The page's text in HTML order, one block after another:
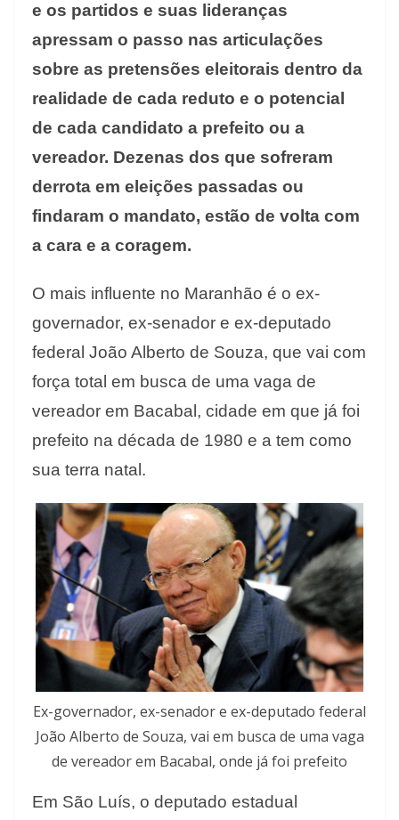
e os partidos e suas lideranças
apressam o passo nas articulações
sobre as pretensões eleitorais dentro da
realidade de cada reduto e o potencial
de cada candidato a prefeito ou a
vereador. Dezenas dos que sofreram
derrota em eleições passadas ou
findaram o mandato, estão de volta com
a cara e a coragem.
O mais influente no Maranhão é o ex-
governador, ex-senador e ex-deputado
federal João Alberto de Souza, que vai com
força total em busca de uma vaga de
vereador em Bacabal, cidade em que já foi
prefeito na década de 1980 e a tem como
sua terra natal.
Ex-governador, ex-senador e ex-deputado federal
João Alberto de Souza, vai em busca de uma vaga
de vereador em Bacabal, onde já foi prefeito
Em São Luís, o deputado estadual